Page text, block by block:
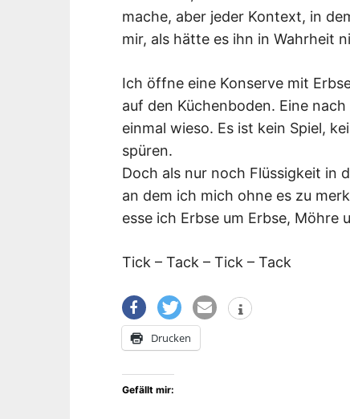
mache, aber jeder Kontext, in
mir, als hätte es ihn in Wahrheit
Ich öffne eine Konserve mit
auf den Küchenboden. Eine
einmal wieso. Es ist kein Spiel,
spüren.
Doch als nur noch Flüssigkeit in
an dem ich mich ohne es zu
esse ich Erbse um Erbse, Möhre
Tick – Tack – Tick – Tack
Drucken
Gefällt mir: